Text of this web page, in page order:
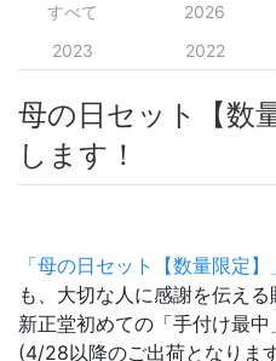
すべて 2026
2023
2022
母の日セット【数
します！
「母の日セット【数量限定】
も、大切な人に感謝を伝え
新正堂初めての「手付け最中
(4/28以降のご出荷となりま